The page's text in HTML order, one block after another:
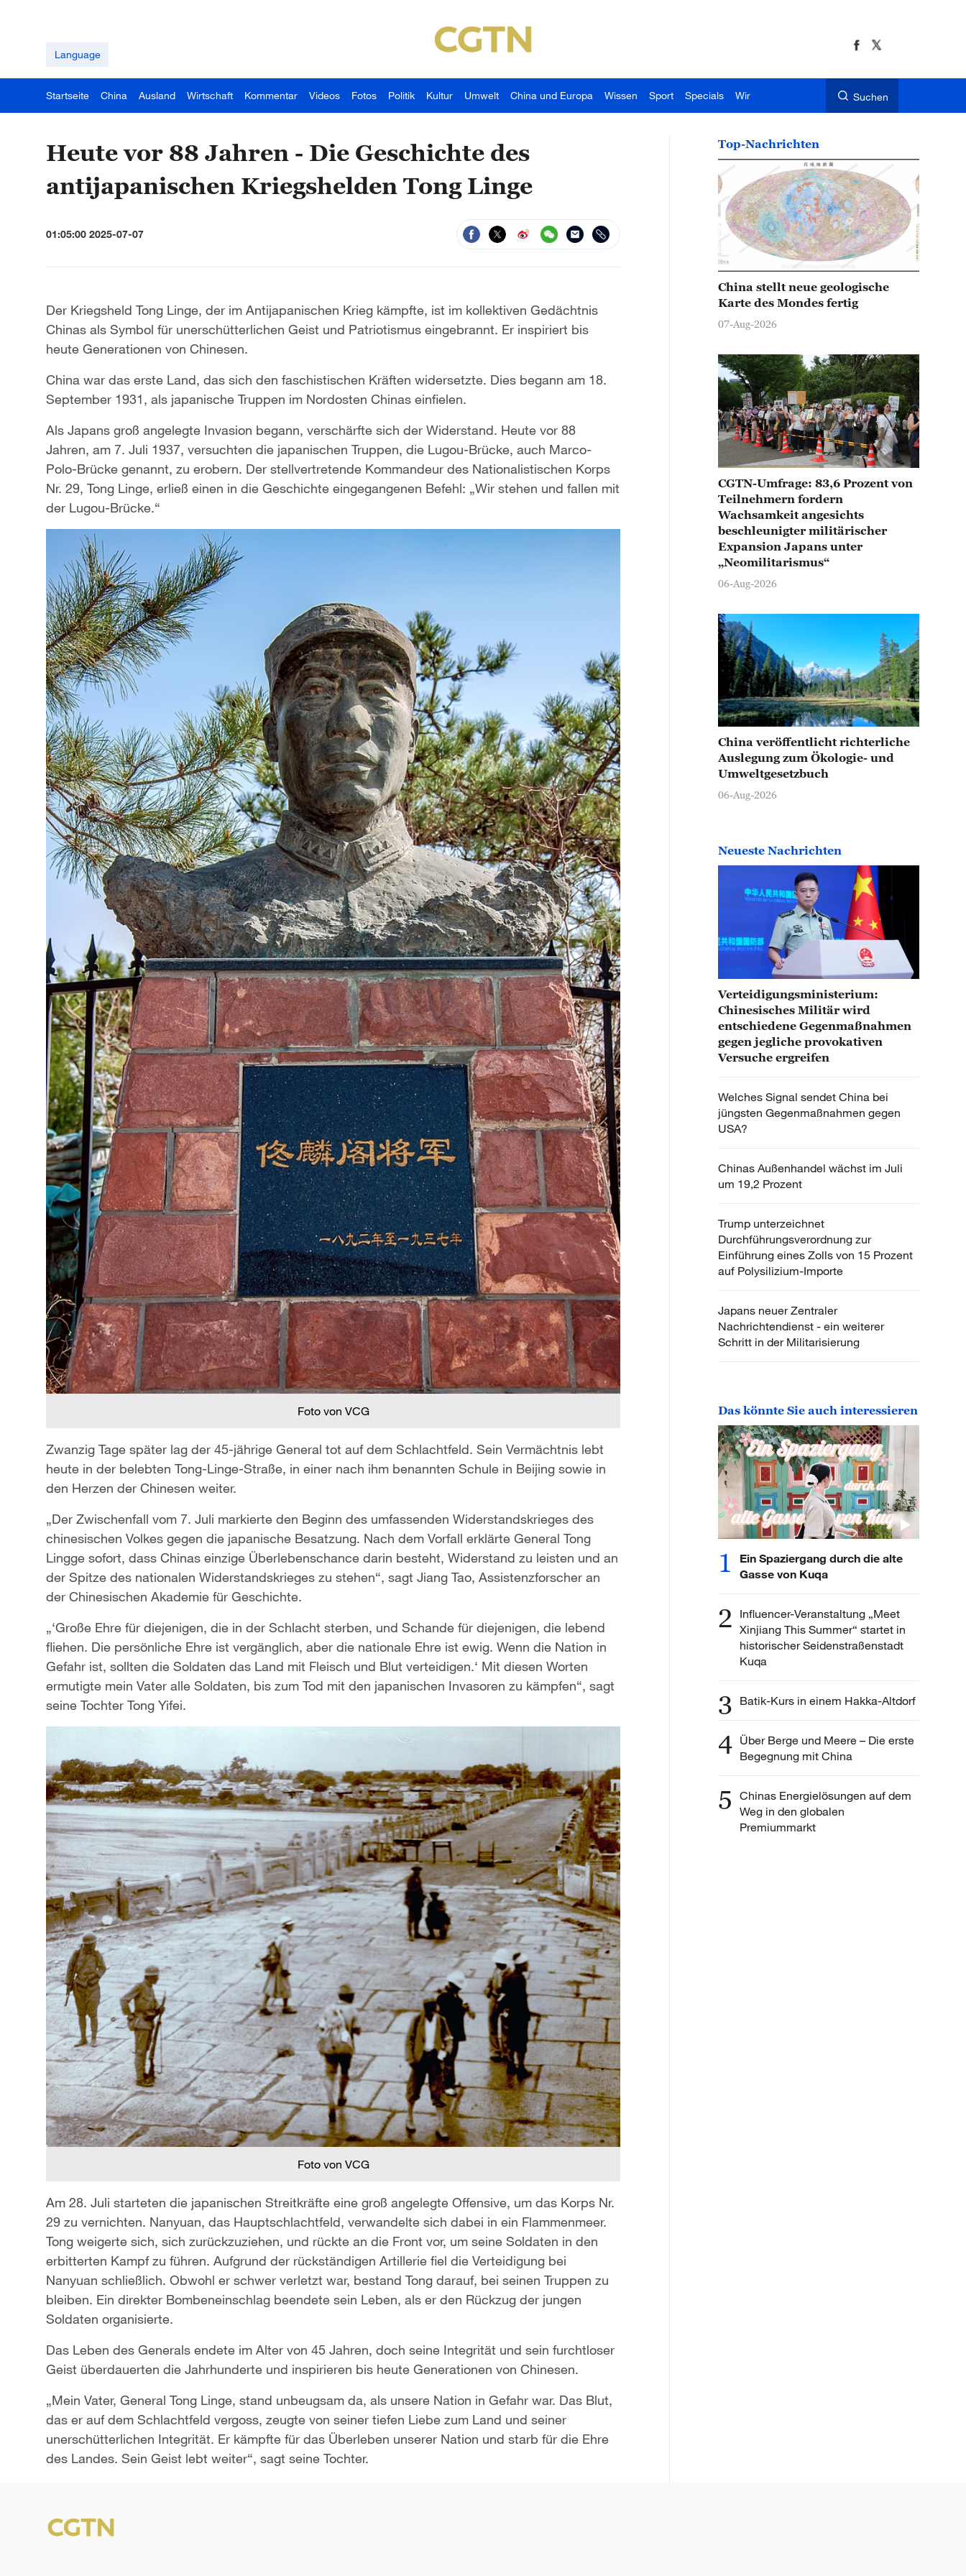
Language
Startseite China Ausland Wirtschaft Kommentar Videos Fotos Politik Kultur Umwelt China und Europa Wissen Sport Specials Wir Suchen
Heute vor 88 Jahren - Die Geschichte des
antijapanischen Kriegshelden Tong Linge
01:05:00 2025-07-07
Der Kriegsheld Tong Linge, der im Antijapanischen Krieg kämpfte, ist im kollektiven Gedächtnis
Chinas als Symbol für unerschütterlichen Geist und Patriotismus eingebrannt. Er inspiriert bis
heute Generationen von Chinesen.
China war das erste Land, das sich den faschistischen Kräften widersetzte. Dies begann am 18.
September 1931, als japanische Truppen im Nordosten Chinas einfielen.
Als Japans groß angelegte Invasion begann, verschärfte sich der Widerstand. Heute vor 88
Jahren, am 7. Juli 1937, versuchten die japanischen Truppen, die Lugou-Brücke, auch Marco-
Polo-Brücke genannt, zu erobern. Der stellvertretende Kommandeur des Nationalistischen Korps
Nr. 29, Tong Linge, erließ einen in die Geschichte eingegangenen Befehl: „Wir stehen und fallen mit
der Lugou-Brücke.“
Foto von VCG
Zwanzig Tage später lag der 45-jährige General tot auf dem Schlachtfeld. Sein Vermächtnis lebt
heute in der belebten Tong-Linge-Straße, in einer nach ihm benannten Schule in Beijing sowie in
den Herzen der Chinesen weiter.
„Der Zwischenfall vom 7. Juli markierte den Beginn des umfassenden Widerstandskrieges des
chinesischen Volkes gegen die japanische Besatzung. Nach dem Vorfall erklärte General Tong
Lingge sofort, dass Chinas einzige Überlebenschance darin besteht, Widerstand zu leisten und an
der Spitze des nationalen Widerstandskrieges zu stehen“, sagt Jiang Tao, Assistenzforscher an
der Chinesischen Akademie für Geschichte.
„‘Große Ehre für diejenigen, die in der Schlacht sterben, und Schande für diejenigen, die lebend
fliehen. Die persönliche Ehre ist vergänglich, aber die nationale Ehre ist ewig. Wenn die Nation in
Gefahr ist, sollten die Soldaten das Land mit Fleisch und Blut verteidigen.‘ Mit diesen Worten
ermutigte mein Vater alle Soldaten, bis zum Tod mit den japanischen Invasoren zu kämpfen“, sagt
seine Tochter Tong Yifei.
Foto von VCG
Am 28. Juli starteten die japanischen Streitkräfte eine groß angelegte Offensive, um das Korps Nr.
29 zu vernichten. Nanyuan, das Hauptschlachtfeld, verwandelte sich dabei in ein Flammenmeer.
Tong weigerte sich, sich zurückzuziehen, und rückte an die Front vor, um seine Soldaten in den
erbitterten Kampf zu führen. Aufgrund der rückständigen Artillerie fiel die Verteidigung bei
Nanyuan schließlich. Obwohl er schwer verletzt war, bestand Tong darauf, bei seinen Truppen zu
bleiben. Ein direkter Bombeneinschlag beendete sein Leben, als er den Rückzug der jungen
Soldaten organisierte.
Das Leben des Generals endete im Alter von 45 Jahren, doch seine Integrität und sein furchtloser
Geist überdauerten die Jahrhunderte und inspirieren bis heute Generationen von Chinesen.
„Mein Vater, General Tong Linge, stand unbeugsam da, als unsere Nation in Gefahr war. Das Blut,
das er auf dem Schlachtfeld vergoss, zeugte von seiner tiefen Liebe zum Land und seiner
unerschütterlichen Integrität. Er kämpfte für das Überleben unserer Nation und starb für die Ehre
des Landes. Sein Geist lebt weiter“, sagt seine Tochter.
Top-Nachrichten
China stellt neue geologische
Karte des Mondes fertig
07-Aug-2026
CGTN-Umfrage: 83,6 Prozent von
Teilnehmern fordern
Wachsamkeit angesichts
beschleunigter militärischer
Expansion Japans unter
„Neomilitarismus“
06-Aug-2026
China veröffentlicht richterliche
Auslegung zum Ökologie- und
Umweltgesetzbuch
06-Aug-2026
Neueste Nachrichten
Verteidigungsministerium:
Chinesisches Militär wird
entschiedene Gegenmaßnahmen
gegen jegliche provokativen
Versuche ergreifen
Welches Signal sendet China bei
jüngsten Gegenmaßnahmen gegen
USA?
Chinas Außenhandel wächst im Juli
um 19,2 Prozent
Trump unterzeichnet
Durchführungsverordnung zur
Einführung eines Zolls von 15 Prozent
auf Polysilizium-Importe
Japans neuer Zentraler
Nachrichtendienst - ein weiterer
Schritt in der Militarisierung
Das könnte Sie auch interessieren
1
Ein Spaziergang durch die alte
Gasse von Kuqa
2 Influencer-Veranstaltung „Meet
Xinjiang This Summer“ startet in
historischer Seidenstraßenstadt
Kuqa
3 Batik-Kurs in einem Hakka-Altdorf
4 Über Berge und Meere – Die erste
Begegnung mit China
5 Chinas Energielösungen auf dem
Weg in den globalen
Premiummarkt